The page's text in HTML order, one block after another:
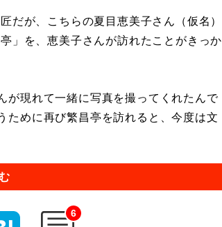
が、こちらの夏目恵美子さん（仮名）
」を、恵美子さんが訪れたことがきっか
が現れて一緒に写真を撮ってくれたんで
ために再び繁昌亭を訪れると、今度は文
6